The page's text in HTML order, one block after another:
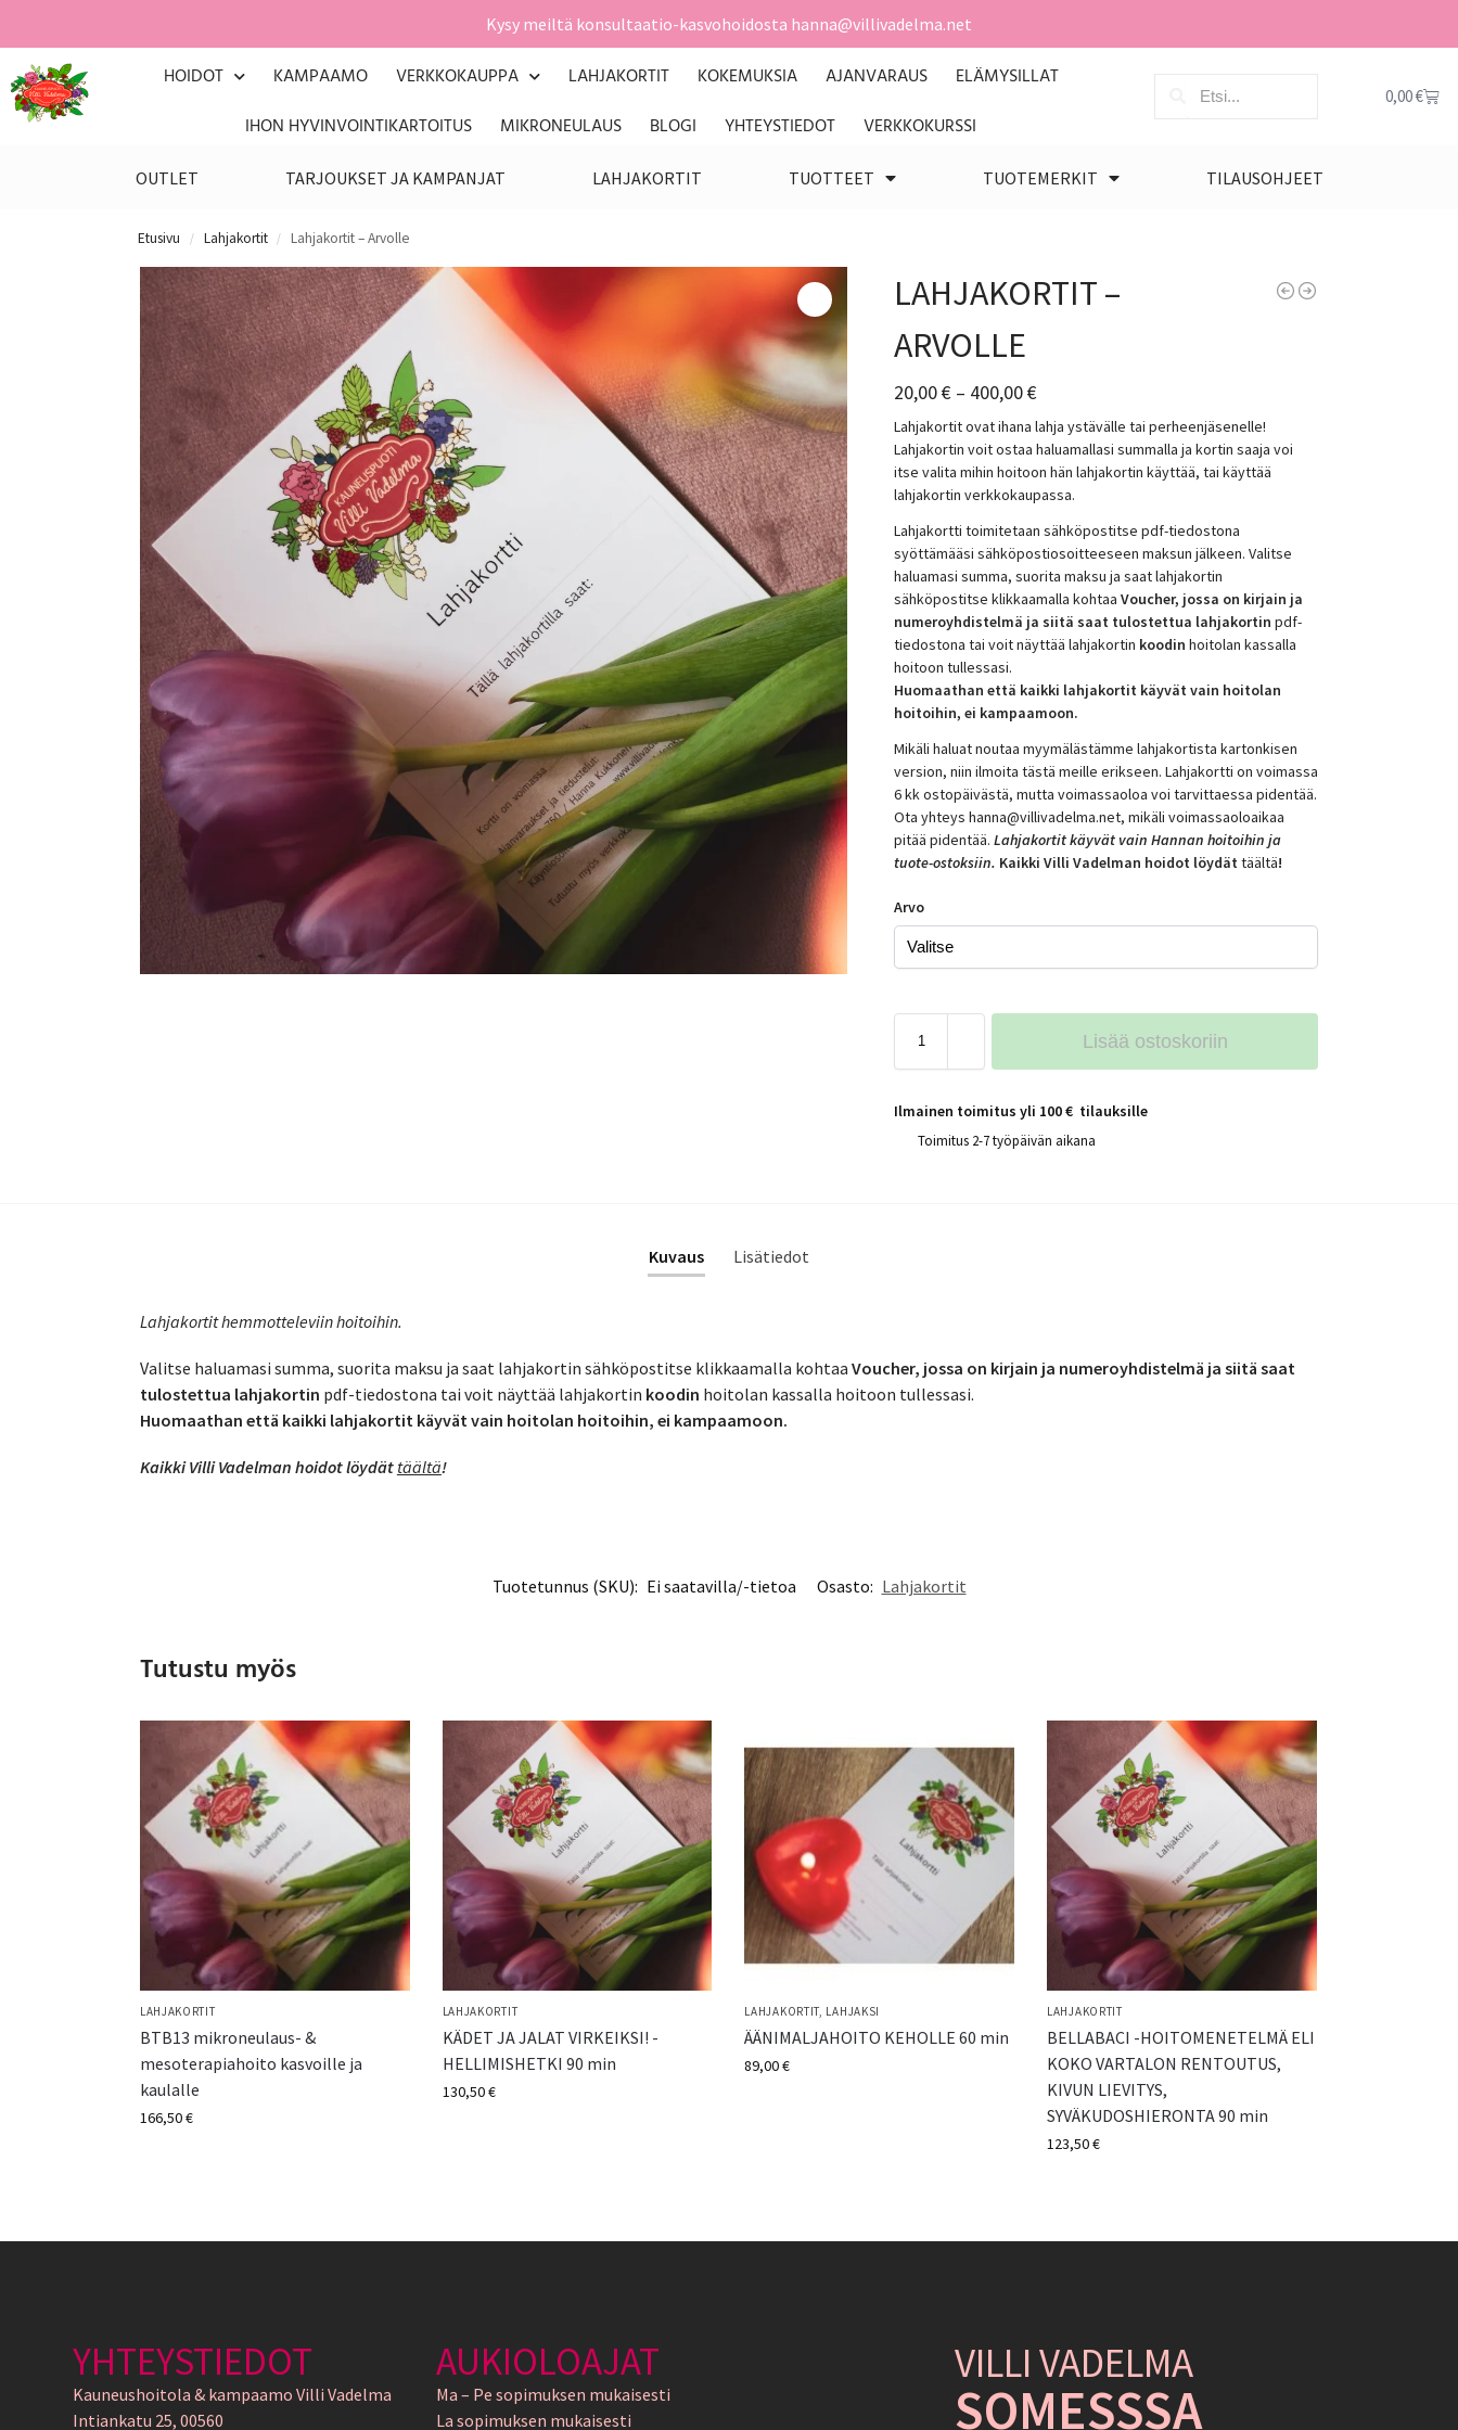
Kysy meiltä konsultaatio-kasvohoidosta hanna@villivadelma.net
HOIDOT KAMPAAMO VERKKOKAUPPA LAHJAKORTIT KOKEMUKSIA AJANVARAUS
ELÄMYSILLAT
IHON HYVINVOINTIKARTOITUS
MIKRONEULAUS BLOGI YHTEYSTIEDOT VERKKOKURSSI
0,00€
OUTLET TARJOUKSET JA KAMPANJAT LAHJAKORTIT TUOTTEET TUOTEMERKIT TILAUSOHJEET
Etusivu / Lahjakortit / Lahjakortit – Arvolle
LAHJAKORTIT –
ARVOLLE
20,00€ – 400,00€
Lahjakortit ovat ihana lahja ystävälle tai perheenjäsenelle!
Lahjakortin voit ostaa haluamallasi summalla ja kortin saaja voi
itse valita mihin hoitoon hän lahjakortin käyttää, tai käyttää
lahjakortin verkkokaupassa.
Lahjakortti toimitetaan sähköpostitse pdf-tiedostona
syöttämääsi sähköpostiosoitteeseen maksun jälkeen. Valitse
haluamasi summa, suorita maksu ja saat lahjakortin
sähköpostitse klikkaamalla kohtaaVoucher, jossa on kirjain ja
numeroyhdistelmä ja siitä saat tulostettua lahjakortinpdf-
tiedostona tai voit näyttää lahjakortin koodin hoitolan kassalla
hoitoon tullessasi.
Huomaathan että kaikki lahjakortit käyvät vain hoitolan
hoitoihin, ei kampaamoon.
Mikäli haluat noutaa myymälästämme lahjakortista kartonkisen
version, niin ilmoita tästä meille erikseen. Lahjakortti on voimassa
6 kk ostopäivästä, mutta voimassaoloa voi tarvittaessa pidentää.
Ota yhteys hanna@villivadelma.net, mikäli voimassaoloaikaa
pitää pidentää.Lahjakortit käyvät vain Hannan hoitoihin ja
tuote-ostoksiin. Kaikki Villi Vadelman hoidot löydättäältä!
Arvo
Lisää ostoskoriin
Ilmainen toimitus yli 100 € tilauksille
Toimitus 2-7 työpäivän aikana
Kuvaus Lisätiedot
Lahjakortit hemmotteleviin hoitoihin.
Valitse haluamasi summa, suorita maksu ja saat lahjakortin sähköpostitse klikkaamalla kohtaa Voucher, jossa on kirjain ja numeroyhdistelmä ja siitä saat
tulostettua lahjakortin pdf-tiedostona tai voit näyttää lahjakortin koodin hoitolan kassalla hoitoon tullessasi.
Huomaathan että kaikki lahjakortit käyvät vain hoitolan hoitoihin, ei kampaamoon.
Kaikki Villi Vadelman hoidot löydät täältä!
Tuotetunnus (SKU): Ei saatavilla/-tietoa Osasto: Lahjakortit
Tutustu myös
LAHJAKORTIT
BTB13 mikroneulaus- &
mesoterapiahoito kasvoille ja
kaulalle
166,50€
LAHJAKORTIT
KÄDET JA JALAT VIRKEIKSI! -
HELLIMISHETKI 90 min
130,50€
LAHJAKORTIT, LAHJAKSI
ÄÄNIMALJAHOITO KEHOLLE 60 min
89,00€
LAHJAKORTIT
BELLABACI -HOITOMENETELMÄ ELI
KOKO VARTALON RENTOUTUS,
KIVUN LIEVITYS,
SYVÄKUDOSHIERONTA 90 min
123,50€
YHTEYSTIEDOT
Kauneushoitola & kampaamo Villi Vadelma
Intiankatu 25, 00560
AUKIOLOAJAT
Ma – Pe sopimuksen mukaisesti
La sopimuksen mukaisesti
VILLI VADELMA
SOMESSSA